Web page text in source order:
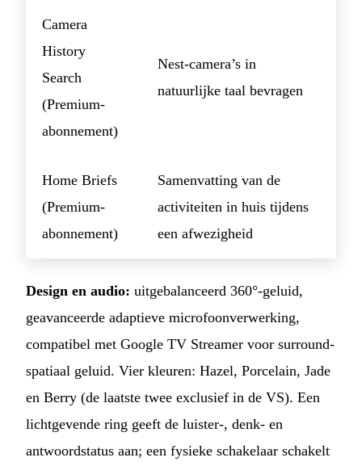
Camera
History
Search
(Premium-
abonnement)
Nest-camera’s in
natuurlijke taal bevragen
Home Briefs
(Premium-
abonnement)
Samenvatting van de
activiteiten in huis tijdens
een afwezigheid
Design en audio: uitgebalanceerd 360°-geluid,
geavanceerde adaptieve microfoonverwerking,
compatibel met Google TV Streamer voor surround-
spatiaal geluid. Vier kleuren: Hazel, Porcelain, Jade
en Berry (de laatste twee exclusief in de VS). Een
lichtgevende ring geeft de luister-, denk- en
antwoordstatus aan; een fysieke schakelaar schakelt